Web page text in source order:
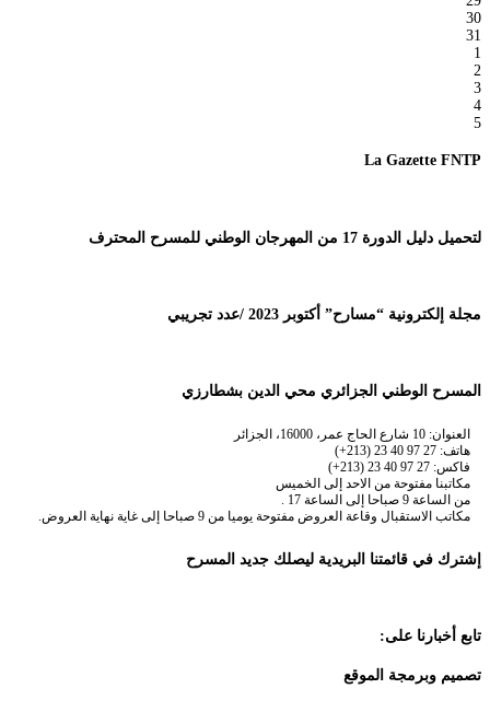
30
31
1
2
3
4
5
La Gazette FNTP
لتحميل دليل الدورة 17 من المهرجان الوطني للمسرح المحترف
مجلة إلكترونية “مسارح” أكتوبر 2023 /عدد تجريبي
المسرح الوطني الجزائري محي الدين بشطارزي
العنوان: 10 شارع الحاج عمر، 16000، الجزائر
هاتف: 27 97 40 23 (213+)
فاكس: 27 97 40 23 (213+)
مكاتبنا مفتوحة من الاحد إلى الخميس
من الساعة 9 صباحا إلى الساعة 17 .
مكاتب الاستقبال وقاعة العروض مفتوحة يوميا من 9 صباحا إلى غاية نهاية العروض.
إشترك في قائمتنا البريدية ليصلك جديد المسرح
تابع أخبارنا على:
تصميم وبرمجة الموقع